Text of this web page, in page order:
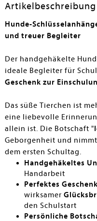
Artikelbeschreibung
Hunde-
und treuer Begleiter
Der handgehäkelte
ideale Begleiter für
Geschenk zur
Das süße Tierchen ist
eine liebevolle
allein ist. Die Botschaft "
Geborgenheit und
dem ersten Schultag.
Handgehäkeltes
Handarbeit
Perfektes
wirksamer
den Schulstart
Persönliche